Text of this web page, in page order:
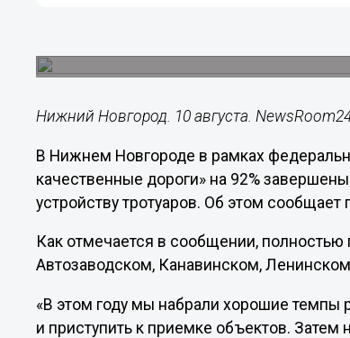
Нижний Новгород. 10 августа.
В Нижнем Новгороде в рамках
качественные дороги» на 92%
устройству тротуаров. Об этом
Как отмечается в сообщении,
Автозаводском, Канавинском,
«В этом году мы набрали хорошие темпы
и приступить к приемке объектов.